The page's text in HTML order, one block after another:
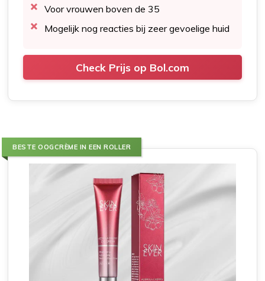
Voor vrouwen boven de 35
Mogelijk nog reacties bij zeer gevoelige huid
Check Prijs op Bol.com
BESTE OOGCRÈME IN EEN ROLLER